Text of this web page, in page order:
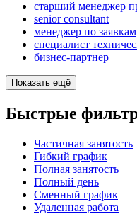
старший менеджер
senior consultant
менеджер по заявкам
специалист
бизнес-партнер
Показать ещё
Быстрые
Частичная занятость
Гибкий график
Полная занятость
Полный день
Сменный график
Удаленная работа